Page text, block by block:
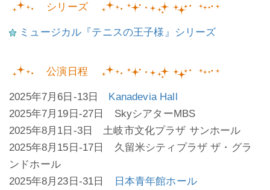
シリーズ
ミュージカル『テニスの王子様』シリーズ
公演日程
2025年7月6日-13日 Kanadevia Hall
2025年7月19日-27日 SkyシアターMBS
2025年8月1日-3日 土岐市文化プラザ サンホール
2025年8月15日-17日 久留米シティプラザ ザ・グラ
ンドホール
2025年8月23日-31日
日本青年館ホール